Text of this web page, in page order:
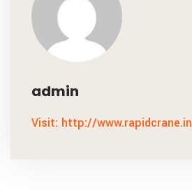
admin
Visit: http://www.rapidcrane.in